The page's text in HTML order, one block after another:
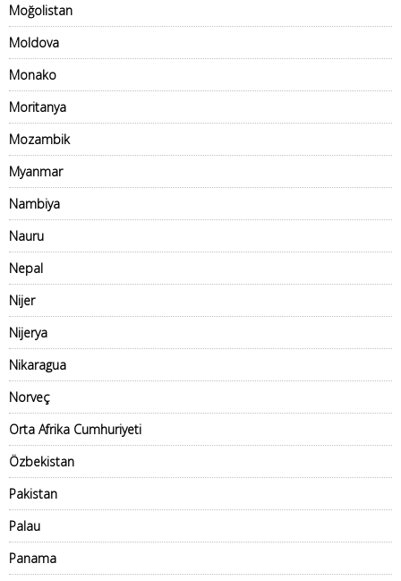
Moğolistan
Moldova
Monako
Moritanya
Mozambik
Myanmar
Nambiya
Nauru
Nepal
Nijer
Nijerya
Nikaragua
Norveç
Orta Afrika Cumhuriyeti
Özbekistan
Pakistan
Palau
Panama